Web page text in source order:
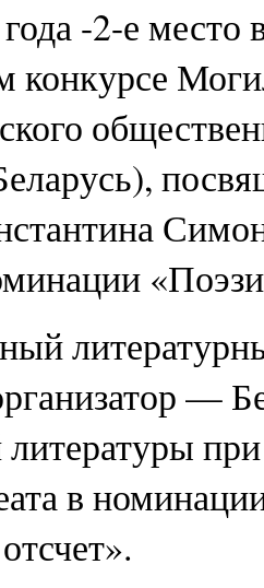
-2-е
конкурсе
—
литературы
в